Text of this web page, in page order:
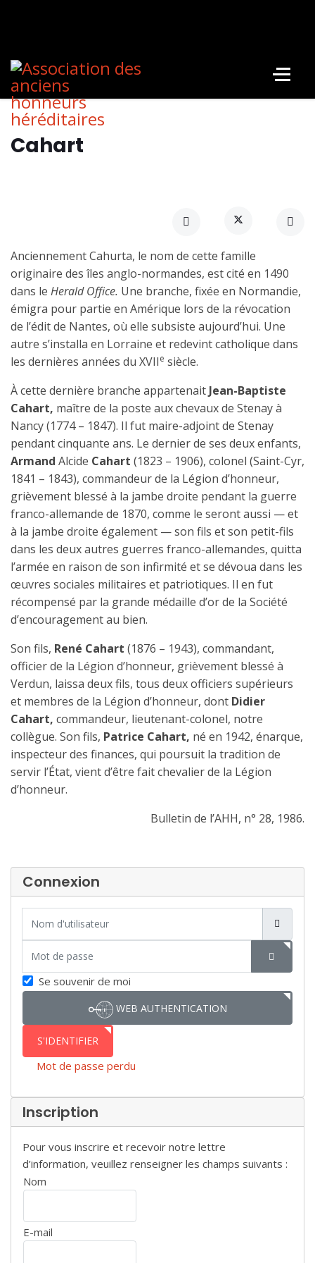
Cahart
Anciennement Cahurta, le nom de cette famille
originaire des îles anglo-normandes, est cité en 1490
dans le Herald Office. Une branche, fixée en Normandie,
émigra pour partie en Amérique lors de la révocation
de l’édit de Nantes, où elle subsiste aujourd’hui. Une
autre s’installa en Lorraine et redevint catholique dans
les dernières années du XVIIe siècle.
À cette dernière branche appartenait Jean-Baptiste
Cahart, maître de la poste aux chevaux de Stenay à
Nancy (1774 – 1847). Il fut maire-adjoint de Stenay
pendant cinquante ans. Le dernier de ses deux enfants,
Armand Alcide Cahart (1823 – 1906), colonel (Saint-Cyr,
1841 – 1843), commandeur de la Légion d’honneur,
grièvement blessé à la jambe droite pendant la guerre
franco-allemande de 1870, comme le seront aussi — et
à la jambe droite également — son fils et son petit-fils
dans les deux autres guerres franco-allemandes, quitta
l’armée en raison de son infirmité et se dévoua dans les
œuvres sociales militaires et patriotiques. Il en fut
récompensé par la grande médaille d’or de la Société
d’encouragement au bien.
Son fils, René Cahart (1876 – 1943), commandant,
officier de la Légion d’honneur, grièvement blessé à
Verdun, laissa deux fils, tous deux officiers supérieurs
et membres de la Légion d’honneur, dont Didier
Cahart, commandeur, lieutenant-colonel, notre
collègue. Son fils, Patrice Cahart, né en 1942, énarque,
inspecteur des finances, qui poursuit la tradition de
servir l’État, vient d’être fait chevalier de la Légion
d’honneur.
Bulletin de l’AHH, n° 28, 1986.
Connexion
SHOW
Se souvenir de moi
WEB AUTHENTICATION
S'IDENTIFIER
Mot de passe perdu
Inscription
Pour vous inscrire et recevoir notre lettre
d’information, veuillez renseigner les champs suivants :
Nom
E-mail